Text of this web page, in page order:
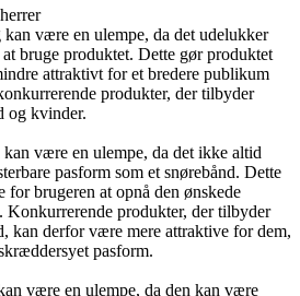
være en ulempe, da det udelukker
bruge produktet. Dette gør produktet
attraktivt for et bredere publikum
produkter, der tilbyder
og kvinder.
være en ulempe, da det ikke altid
pasform som et snørebånd. Dette
for brugeren at opnå den ønskede
Konkurrerende produkter, der tilbyder
kan derfor være mere attraktive for dem,
pasform.
være en ulempe, da den kan være